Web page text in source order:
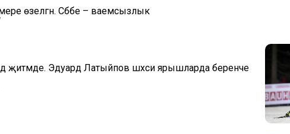
өзелгән. Сәбәбе – ваемсызлык
җитмәде. Эдуард Латыйпов шәхси ярышларда беренче